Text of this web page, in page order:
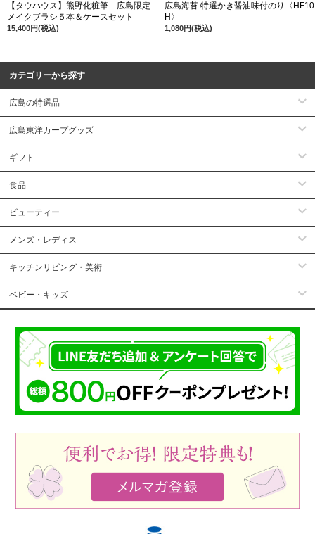
【タウハウス】熊野化粧筆 広島限定
メイクブラシ５本＆ケースセット
15,400円(税込)
広島海苔 特選かき醤油味付のり〈HF10
H〉
1,080円(税込)
カテゴリーから探す
広島の特選品
広島東洋カープグッズ
ギフト
食品
ビューティー
メンズ・レディス
キッチンリビング・美術
ベビー・キッズ